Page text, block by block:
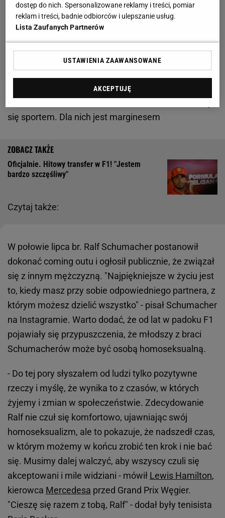
się sportem. Dla nich jest marginesem
Czytaj także:
Oficjalnie. Hitowy transfer w F1! "Jestem
bardzo szczęśliwy"
W połowie lipca br. Ralf Schumacher postanowił
dokonać coming outu i ogłosił publicznie, że związał
się z innym mężczyzną. "Najpiękniejsze w życiu jest
to, kiedy masz przy sobie odpowiedniego partnera, z
którym możesz dzielić wszystko" - pisał Schumacher
na Instagramie. Warto dodać, że od lat w padoku F1
pojawiały się przypuszczenia, że młodszy z braci
Schumacherów może być osobą homoseksualną.
- Do tej pory słyszałem od ludzi tylko pozytywne
rzeczy i myślę, że wynika to z czasów, w których
żyjemy i zmian w społeczeństwie. Zdecydowanie
Ralf nie czuł się komfortowo, ujawniając swój
homoseksualizm, ale to pokazuje, że nadszedł czas,
w którym możemy w końcu zrobić ten krok i nie bać
się. Musimy dalej walczyć, aby wszyscy czuli się
akceptowani i mile widziani - mówił Lewis Hamilton,
kierowca Mercedesa przed Grand Prix Węgier.
"Cieszę się razem z tobą, Ralf" - dodał były tenisista
dostęp do nich. Spersonalizowane reklamy i treści, pomiar
reklam i treści, badnie odbiorców i ulepszanie usług.
Lista Zaufanych Partnerów
USTAWIENIA ZAAWANSOWANE
AKCEPTUJĘ